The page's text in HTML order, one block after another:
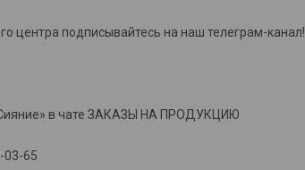
центра подписывайтесь на наш телеграм-канал!
в чате ЗАКАЗЫ НА ПРОДУКЦИЮ
03-65